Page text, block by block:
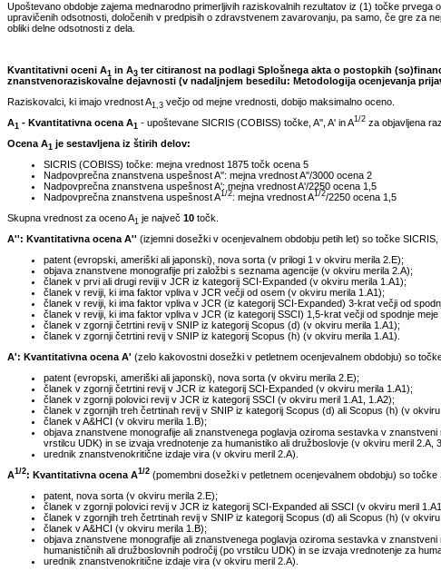
Upoštevano obdobje zajema mednarodno primerljivih raziskovalnih rezultatov iz (1) točke
upravičenih odsotnosti, določenih v predpisih o zdravstvenem zavarovanju, pa samo, če gre za
obliki delne odsotnosti z dela.
Kvantitativni oceni A1 in A3 ter citiranost na podlagi Splošnega akta o postopkih
znanstvenoraziskovalne dejavnosti (v nadaljnjem besedilu: Metodologija ocenjevanja
Raziskovalci, ki imajo vrednost A1,3 večjo od mejne vrednosti, dobijo maksimalno oceno.
A1 - Kvantitativna ocena A1 - upoštevane SICRIS (COBISS) točke, A'', A' in A1/2 za objavljena
Ocena A1 je sestavljena iz štirih delov:
SICRIS (COBISS) točke: mejna vrednost 1875 točk ocena 5
Nadpovprečna znanstvena uspešnost A'': mejna vrednost A''/3000 ocena 2
Nadpovprečna znanstvena uspešnost A': mejna vrednost A'/2250 ocena 1,5
Nadpovprečna znanstvena uspešnost A1/2: mejna vrednost A1/2/2250 ocena 1,5
Skupna vrednost za oceno A1 je največ 10 točk.
A'': Kvantitativna ocena A'' (izjemni dosežki v ocenjevalnem obdobju petih let) so točke
patent (evropski, ameriški ali japonski), nova sorta (v prilogi 1 v okviru merila 2.E);
objava znanstvene monografije pri založbi s seznama agencije (v okviru merila 2.A);
članek v prvi ali drugi reviji v JCR iz kategorij SCI-Expanded (v okviru merila 1.A1);
članek v reviji, ki ima faktor vpliva v JCR večji od osem (v okviru merila 1.A1);
članek v reviji, ki ima faktor vpliva v JCR (iz kategorij SCI-Expanded) 3-krat večji od
članek v reviji, ki ima faktor vpliva v JCR (iz kategorij SSCI) 1,5-krat večji od spodnje
članek v zgornji četrtini revij v SNIP iz kategorij Scopus (d) (v okviru merila 1.A1);
članek v zgornji četrtini revij v SNIP iz kategorij Scopus (h) (v okviru merila 1.A1).
A': Kvantitativna ocena A' (zelo kakovostni dosežki v petletnem ocenjevalnem obdobju) so
patent (evropski, ameriški ali japonski), nova sorta (v okviru merila 2.E);
članek v zgornji četrtini revij v JCR iz kategorij SCI-Expanded (v okviru merila 1.A1);
članek v zgornji polovici revij v JCR iz kategorij SSCI (v okviru meril 1.A1, 1.A2);
članek v zgornjih treh četrtinah revij v SNIP iz kategorij Scopus (d) ali Scopus (h) (v
članek v A&HCI (v okviru merila 1.B);
objava znanstvene monografije ali znanstvenega poglavja oziroma sestavka v
vrstilcu UDK) in se izvaja vrednotenje za humanistiko ali družboslovje (v okviru meril 2.A,
urednik znanstvenokritične izdaje vira (v okviru meril 2.A).
A1/2: Kvantitativna ocena A1/2 (pomembni dosežki v petletnem ocenjevalnem obdobju) so
patent, nova sorta (v okviru merila 2.E);
članek v zgornji polovici revij v JCR iz kategorij SCI-Expanded ali SSCI (v okviru meril
članek v zgornjih treh četrtinah revij v SNIP iz kategorij Scopus (d) ali Scopus (h) (v
članek v A&HCI (v okviru merila 1.B);
objava znanstvene monografije ali znanstvenega poglavja oziroma sestavka v
humanističnih ali družboslovnih področij (po vrstilcu UDK) in se izvaja vrednotenje za
urednik znanstvenokritične izdaje vira (v okviru meril 2.A).